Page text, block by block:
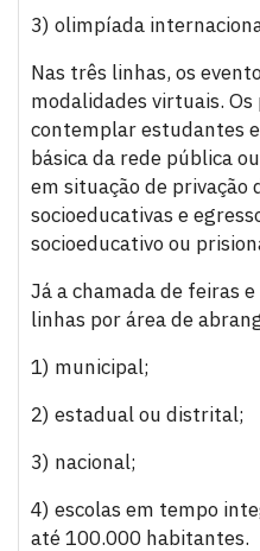
3) olimpíada
Nas três linhas, os
modalidades virtuais.
contemplar estudantes
básica da rede pública
em situação de privação
socioeducativas e
socioeducativo ou
Já a chamada de feiras
linhas por área de
1) municipal;
2) estadual ou distrital;
3) nacional;
4) escolas em tempo
até 100.000 habitantes.